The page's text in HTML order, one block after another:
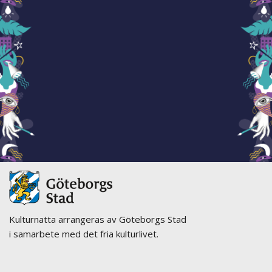
Kulturnatta arrangeras av Göteborgs Stad
i samarbete med det fria kulturlivet.